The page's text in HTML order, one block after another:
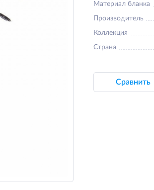
Материал бланка
Производитель
Коллекция
Страна
Сравнить